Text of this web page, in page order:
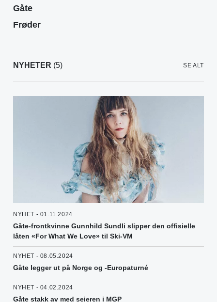
Gåte
Frøder
NYHETER (5) SE ALT
NYHET - 01.11.2024
Gåte-frontkvinne Gunnhild Sundli slipper den offisielle
låten «For What We Love» til Ski-VM
NYHET - 08.05.2024
Gåte legger ut på Norge og -Europaturné
NYHET - 04.02.2024
Gåte stakk av med seieren i MGP